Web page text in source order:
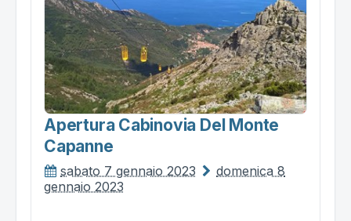
Apertura Cabinovia Del Monte
Capanne
sabato 7 gennaio 2023
domenica 8
gennaio 2023